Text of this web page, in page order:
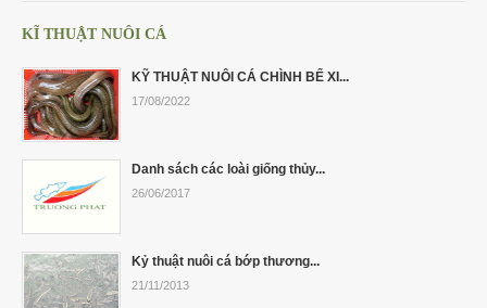
KĨ THUẬT NUÔI CÁ
KỸ THUẬT NUÔI CÁ CHÌNH BỂ XI...
17/08/2022
Danh sách các loài giống thủy...
26/06/2017
Kỷ thuật nuôi cá bớp thương...
21/11/2013